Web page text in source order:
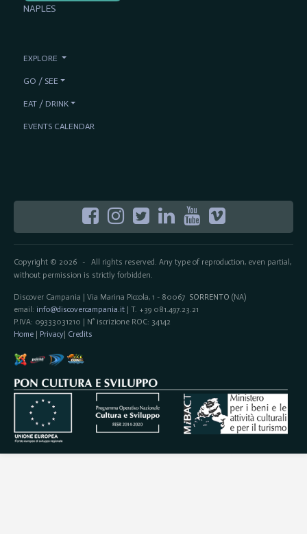
Copyright © 2026- All rights reserved. Any type of reproduction, even partial,
without permission is strictly forbidden.
Discover Campania | Via Marina Piccola, 1 - 80067 SORRENTO (NA)
email: info@discovercampania.it| T. +39 081.497.23.21
P.IVA: 09333031210 | N° iscrizione ROC: 34142
Home| Privacy| Credits
NAPLES
EXPLORE
GO / SEE
EAT / DRINK
EVENTS CALENDAR